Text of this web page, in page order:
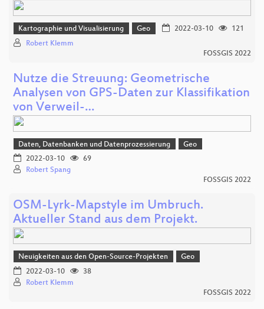
Kartographie und Visualisierung Geo 2022-03-10
121
Robert Klemm
FOSSGIS 2022
Nutze die Streuung: Geometrische
Analysen von GPS-Daten zur Klassifikation
von Verweil-…
Daten, Datenbanken und Datenprozessierung
Geo
2022-03-10
69
Robert Spang
FOSSGIS 2022
OSM-Lyrk-Mapstyle im Umbruch.
Aktueller Stand aus dem Projekt.
Neuigkeiten aus den Open-Source-Projekten
Geo
2022-03-10
38
Robert Klemm
FOSSGIS 2022